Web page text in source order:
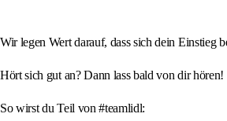
Wir legen Wert darauf, dass sich dein Einstieg
Hört sich gut an? Dann lass bald von dir hören!
So wirst du Teil von #teamlidl: